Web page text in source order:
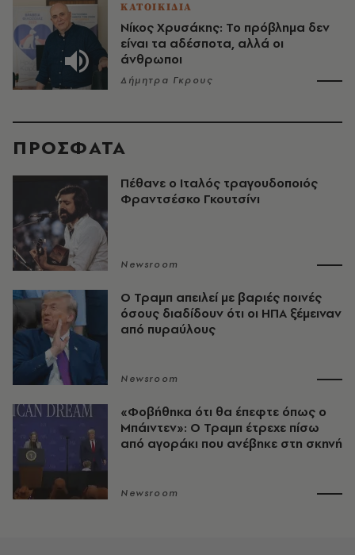
ΚΑΤΟΙΚΙΔΙΑ
Νίκος Χρυσάκης: Το πρόβλημα δεν
είναι τα αδέσποτα, αλλά οι
άνθρωποι
Δήμητρα Γκρους
ΠΡΟΣΦΑΤΑ
Πέθανε ο Ιταλός τραγουδοποιός
Φραντσέσκο Γκουτσίνι
Newsroom
O Τραμπ απειλεί με βαριές ποινές
όσους διαδίδουν ότι οι ΗΠΑ ξέμειναν
από πυραύλους
Newsroom
«Φοβήθηκα ότι θα έπεφτε όπως ο
Μπάιντεν»: Ο Τραμπ έτρεχε πίσω
από αγοράκι που ανέβηκε στη σκηνή
Newsroom